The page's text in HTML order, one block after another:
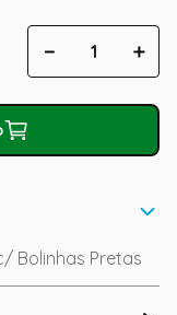
＋
－
Bolinhas Pretas